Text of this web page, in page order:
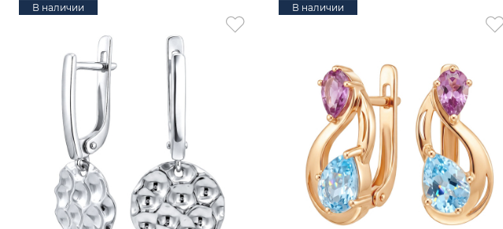
В наличии В наличии